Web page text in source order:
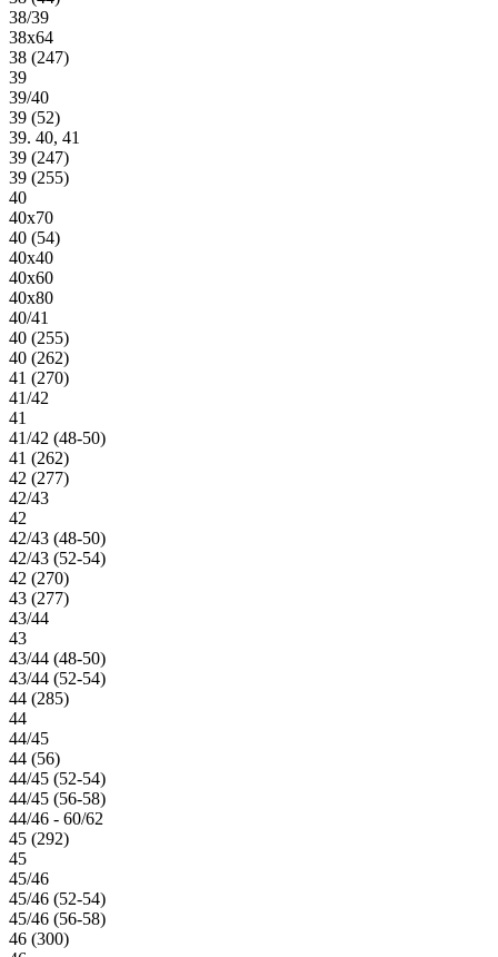
38/39
38х64
38 (247)
39
39/40
39 (52)
39. 40, 41
39 (247)
39 (255)
40
40х70
40 (54)
40х40
40х60
40х80
40/41
40 (255)
40 (262)
41 (270)
41/42
41
41/42 (48-50)
41 (262)
42 (277)
42/43
42
42/43 (48-50)
42/43 (52-54)
42 (270)
43 (277)
43/44
43
43/44 (48-50)
43/44 (52-54)
44 (285)
44
44/45
44 (56)
44/45 (52-54)
44/45 (56-58)
44/46 - 60/62
45 (292)
45
45/46
45/46 (52-54)
45/46 (56-58)
46 (300)